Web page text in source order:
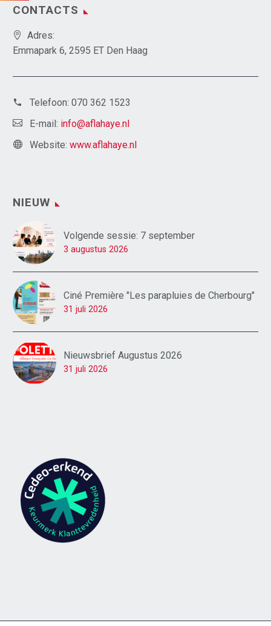
CONTACTS
Adres:
Emmapark 6, 2595 ET Den Haag
Telefoon: 070 362 1523
E-mail: info@aflahaye.nl
Website: www.aflahaye.nl
NIEUW
Volgende sessie: 7 september
3 augustus 2026
Ciné Première "Les parapluies de Cherbourg"
31 juli 2026
Nieuwsbrief Augustus 2026
31 juli 2026